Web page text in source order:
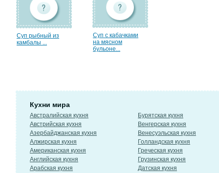
Суп рыбный из
камбалы ...
Суп с кабачками
на мясном
бульоне...
Кухни мира
Австралийская кухня
Австрийская кухня
Азербайджанская кухня
Алжирская кухня
Американская кухня
Английская кухня
Арабская кухня
Бурятская кухня
Венгерская кухня
Венесуэльская кухня
Голландская кухня
Греческая кухня
Грузинская кухня
Датская кухня